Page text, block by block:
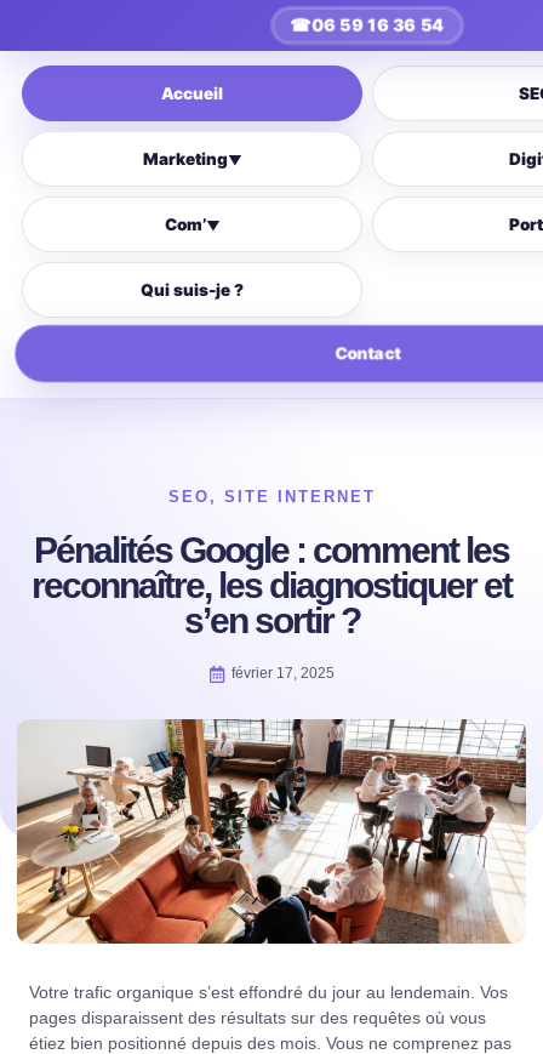
☎06 59 16 36 54
Accueil
Marketing▼
Com’▼
Qui suis-je ?
Contact
SEO , SITE INTERNET
Pénalités Google : comment les
reconnaître, les diagnostiquer et
s’en sortir ?
février 17, 2025
Votre trafic organique s’est effondré du jour au lendemain. Vos
pages disparaissent des résultats sur des requêtes où vous
étiez bien positionné depuis des mois. Vous ne comprenez pas